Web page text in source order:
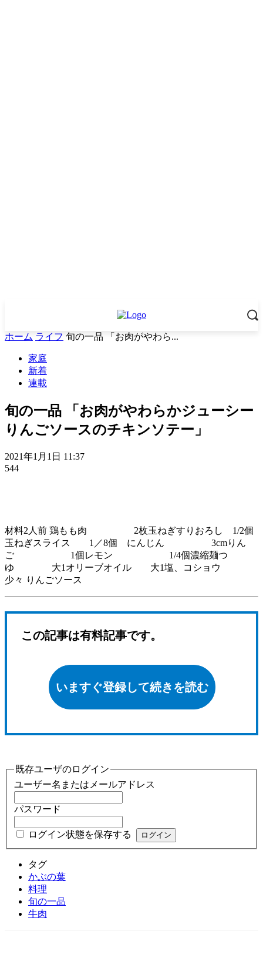
ホーム ライフ 旬の一品 「お肉がやわら...
家庭
新着
連載
旬の一品 「お肉がやわらかジューシー
りんごソースのチキンソテー」
2021年1月1日 11:37
544
材料2人前 鶏もも肉 2枚玉ねぎすりおろし 1/2個
玉ねぎスライス 1／8個 にんじん 3cmりん
ご 1個レモン 1/4個濃縮麺つ
ゆ 大1オリーブオイル 大1塩、コショウ
少々 りんごソース
この記事は有料記事です。
いますぐ登録して続きを読む
既存ユーザのログイン
ユーザー名またはメールアドレス
パスワード
ログイン状態を保存する
タグ
かぶの葉
料理
旬の一品
牛肉